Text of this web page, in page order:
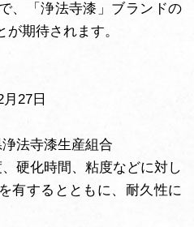
、「浄法寺漆」ブランドの
期待されます。
27日
法寺漆生産組合
硬化時間、粘度などに対し
有するとともに、耐久性に